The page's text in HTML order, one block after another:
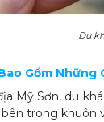
Du
Gồm Những
Mỹ Sơn, du
trong khuôn